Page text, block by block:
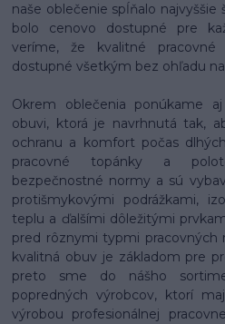
naše oblečenie spĺňalo
bolo cenovo dostupné pre
veríme, že kvalitné
dostupné všetkým bez ohľadu
Okrem oblečenia ponúkame
obuvi, ktorá je navrhnutá tak,
ochranu a komfort počas
pracovné topánky a
bezpečnostné normy a sú
protišmykovými podrážkami,
teplu a ďalšími dôležitými
pred rôznymi typmi pracovných
kvalitná obuv je základom pre
preto sme do nášho
popredných výrobcov, ktorí
výrobou profesionálnej